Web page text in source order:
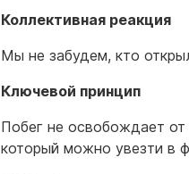
Коллективная реакция
Мы не забудем, кто
Ключевой принцип
Побег не освобождает
который можно увезти в